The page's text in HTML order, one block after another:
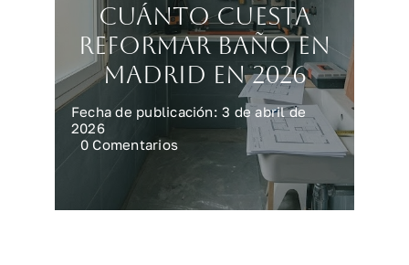
Cuánto cuesta
reformar baño en
Madrid en 2026
Fecha de publicación: 3 de abril de
2026
0 Comentarios
Cuánto
reformar
baño